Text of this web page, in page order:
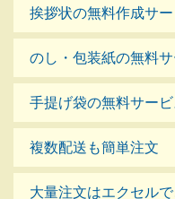
挨拶状の無料作成サー
のし・包装紙の無料
手提げ袋の無料サービ
複数配送も簡単注文
大量注文はエクセル